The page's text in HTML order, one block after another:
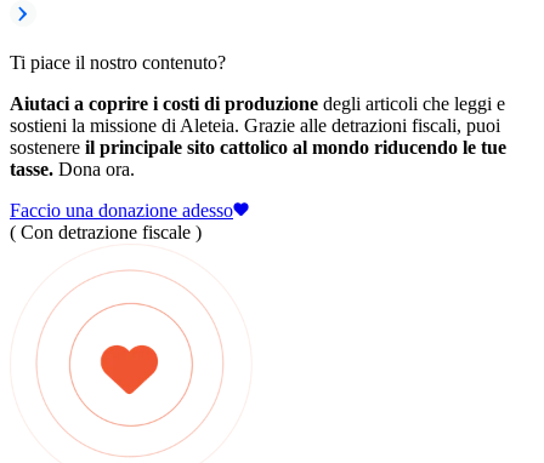
Ti piace il nostro contenuto?
Aiutaci a coprire i costi di produzione degli articoli che leggi e
sostieni la missione di Aleteia. Grazie alle detrazioni fiscali, puoi
sostenere il principale sito cattolico al mondo riducendo le tue
tasse. Dona ora.
Faccio una donazione adesso
( Con detrazione fiscale )